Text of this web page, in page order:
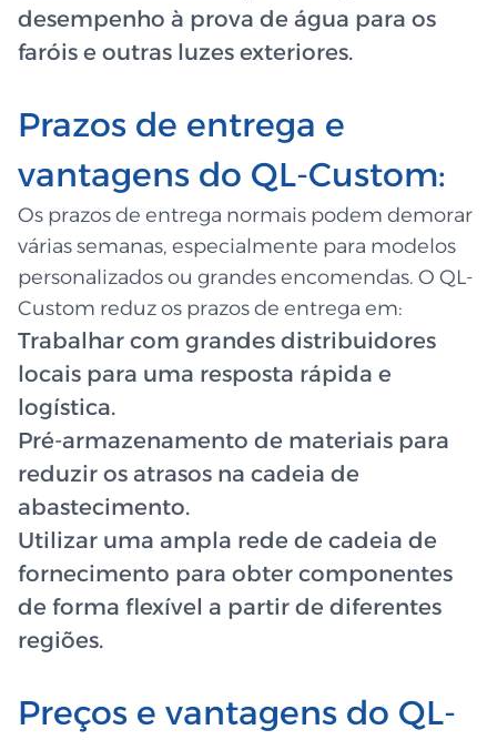
desempenho à prova de água para os
faróis e outras luzes exteriores.
Prazos de entrega e
vantagens do QL-Custom:
Os prazos de entrega normais podem demorar
várias semanas, especialmente para modelos
personalizados ou grandes encomendas. O QL-
Custom reduz os prazos de entrega em:
Trabalhar com grandes distribuidores
locais para uma resposta rápida e
logística.
Pré-armazenamento de materiais para
reduzir os atrasos na cadeia de
abastecimento.
Utilizar uma ampla rede de cadeia de
fornecimento para obter componentes
de forma flexível a partir de diferentes
regiões.
Preços e vantagens do QL-